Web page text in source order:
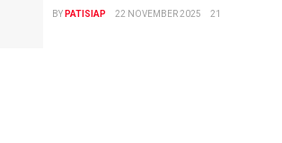
BY PATISIAP 22 NOVEMBER 2025 21